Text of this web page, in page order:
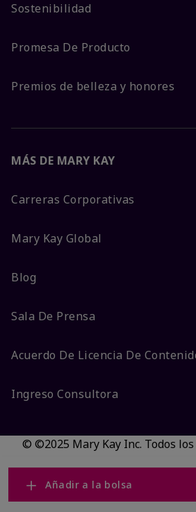
Añadir a la bolsa
Sostenibilidad
Promesa De Producto
Premios de belleza y honores
MÁS DE MARY KAY
Carreras Corporativas
Mary Kay Global
Blog
Sala De Prensa
Acuerdo De Licencia De
Ingreso Consultora
© ©2025 Mary Kay Inc. Todos los
Código DSA/Queja al Código
Transparencia en CA